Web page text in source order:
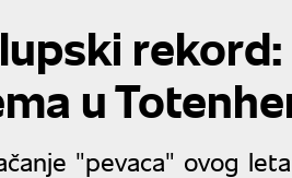
u
"pevaca" ovog leta